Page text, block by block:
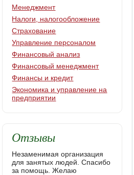
Менеджмент
Налоги, налогообложение
Страхование
Управление персоналом
Финансовый анализ
Финансовый менеджмент
Финансы и кредит
Экономика и управление на
предприятии
Отзывы
Незаменимая организация
для занятых людей. Спасибо
за помощь. Желаю